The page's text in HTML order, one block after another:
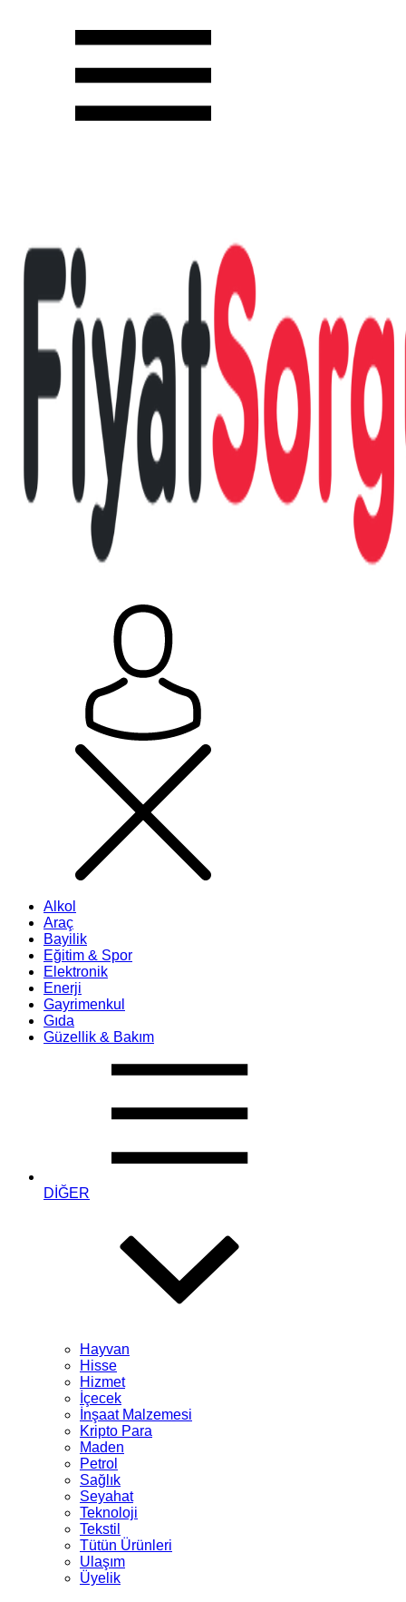
Alkol
Araç
Bayilik
Eğitim & Spor
Elektronik
Enerji
Gayrimenkul
Gıda
Güzellik & Bakım
DİĞER
Hayvan
Hisse
Hizmet
İçecek
İnşaat Malzemesi
Kripto Para
Maden
Petrol
Sağlık
Seyahat
Teknoloji
Tekstil
Tütün Ürünleri
Ulaşım
Üyelik